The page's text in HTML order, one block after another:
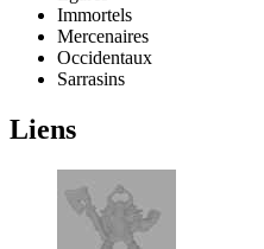
Immortels
Mercenaires
Occidentaux
Sarrasins
Liens